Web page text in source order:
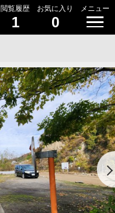
閲覧履歴
1
お気に入り
0
メニュー